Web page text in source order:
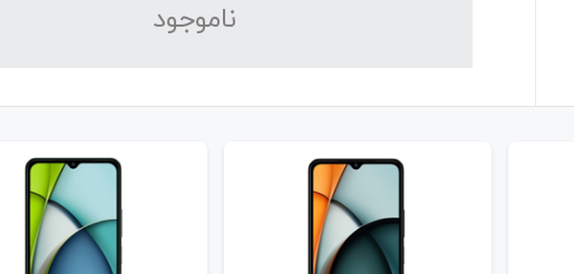
نا‌موجود